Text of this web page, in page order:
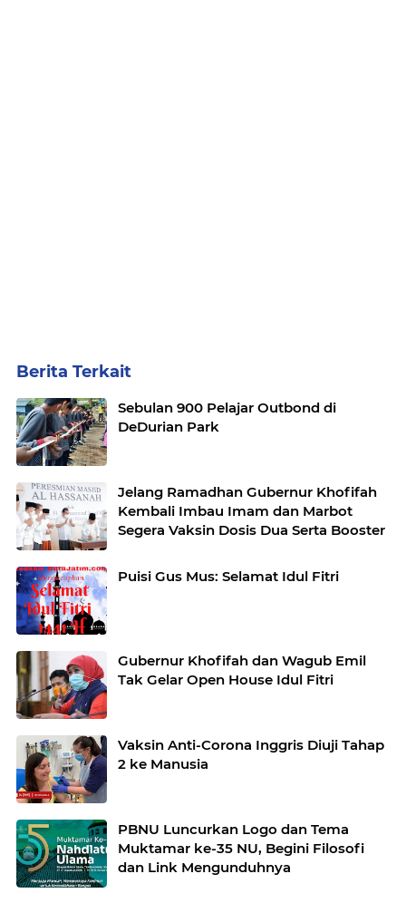
Berita Terkait
Sebulan 900 Pelajar Outbond di
DeDurian Park
Jelang Ramadhan Gubernur Khofifah
Kembali Imbau Imam dan Marbot
Segera Vaksin Dosis Dua Serta Booster
Puisi Gus Mus: Selamat Idul Fitri
Gubernur Khofifah dan Wagub Emil
Tak Gelar Open House Idul Fitri
Vaksin Anti-Corona Inggris Diuji Tahap
2 ke Manusia
PBNU Luncurkan Logo dan Tema
Muktamar ke-35 NU, Begini Filosofi
dan Link Mengunduhnya